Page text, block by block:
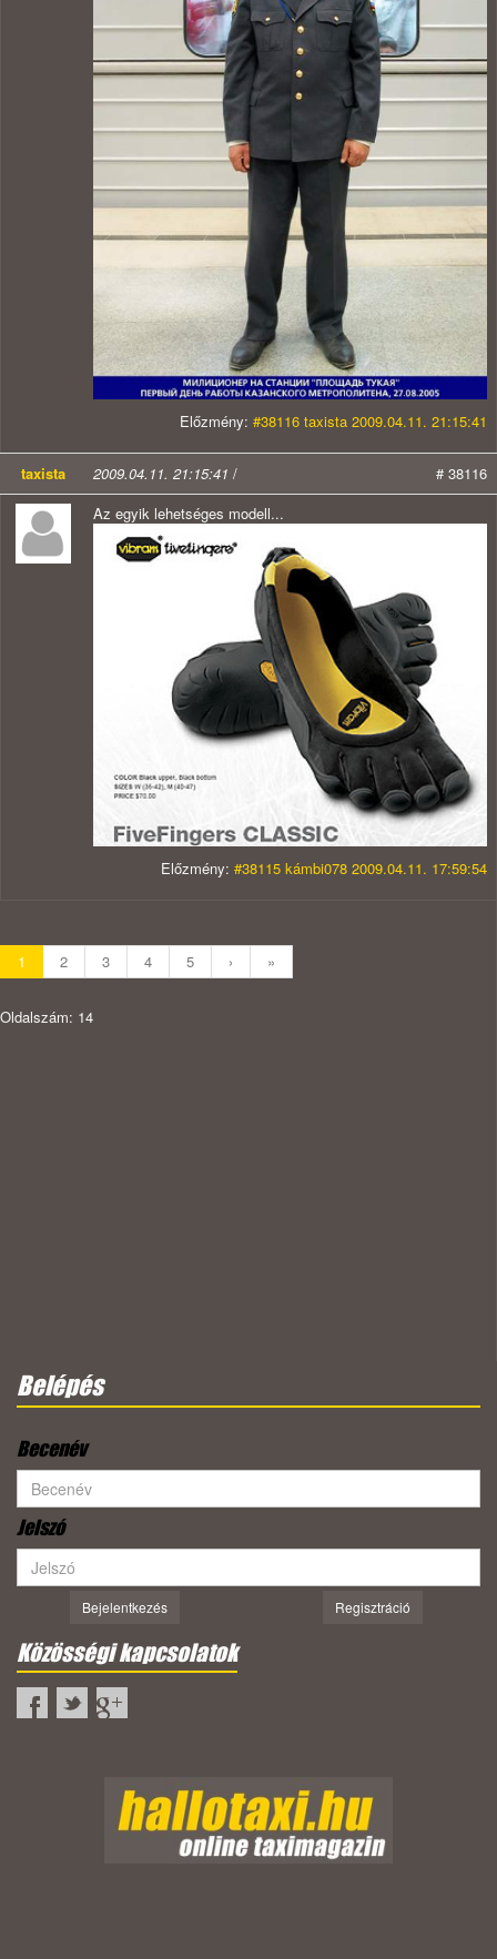
Előzmény: #38116 taxista 2009.04.11. 21:15:41
taxista 2009.04.11. 21:15:41 /
# 38116
Az egyik lehetséges modell...
Előzmény: #38115 kámbi078 2009.04.11. 17:59:54
1 2 3 4 5 › »
Oldalszám: 14
Belépés
Becenév
Jelszó
Bejelentkezés Regisztráció
Közösségi kapcsolatok